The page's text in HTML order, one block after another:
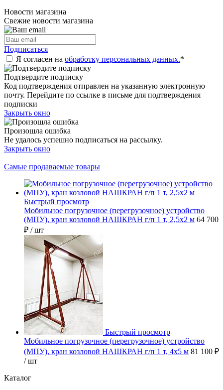
Новости магазина
Свежие новости магазина
Подписаться
Я согласен на обработку персональных данных.*
Подтвердите подписку
Код подтверждения отправлен на указанную электронную
почту. Перейдите по ссылке в письме для подтверждения
подписки
Закрыть окно
Произошла ошибка
Не удалось успешно подписаться на рассылку.
Закрыть окно
Самые продаваемые товары
Быстрый просмотр
Мобильное погрузочное (перегрузочное) устройство
(МПУ), кран козловой НАШКРАН г/п 1 т, 2,5х2 м 64 700
₽ / шт
Быстрый просмотр
Мобильное погрузочное (перегрузочное) устройство
(МПУ), кран козловой НАШКРАН г/п 1 т, 4х5 м 81 100 ₽
/ шт
Каталог